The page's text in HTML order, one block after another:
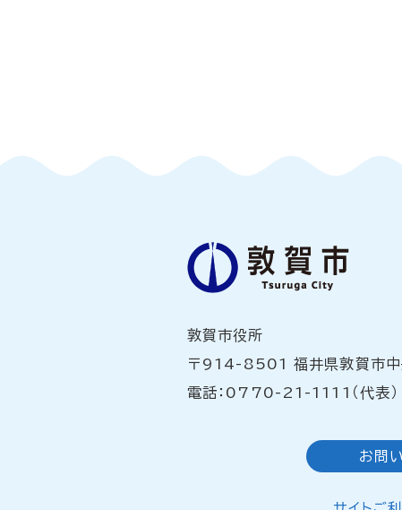
敦賀市役所
〒914-8501 福井県敦賀市
電話：0770-21-1111（代表）
お問